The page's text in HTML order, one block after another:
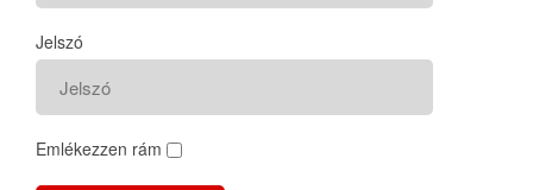
Jelszó
Emlékezzen rám